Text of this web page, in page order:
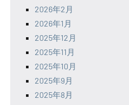
2026年2月
2026年1月
2025年12月
2025年11月
2025年10月
2025年9月
2025年8月